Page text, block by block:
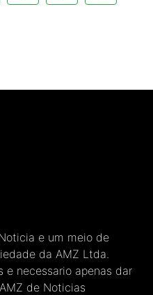
e um meio de
da AMZ Ltda.
e necessario apenas dar
de Noticias